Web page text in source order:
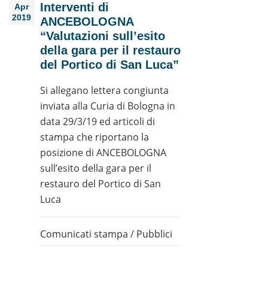
Apr
2019
Interventi di
ANCEBOLOGNA
“Valutazioni sull’esito
della gara per il restauro
del Portico di San Luca”
Si allegano lettera congiunta
inviata alla Curia di Bologna in
data 29/3/19 ed articoli di
stampa che riportano la
posizione di ANCEBOLOGNA
sull’esito della gara per il
restauro del Portico di San
Luca
Comunicati stampa / Pubblici